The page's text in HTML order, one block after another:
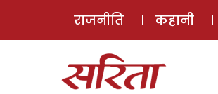
राजनीति कहानी